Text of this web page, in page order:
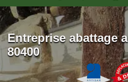
Entreprise abattage
80400